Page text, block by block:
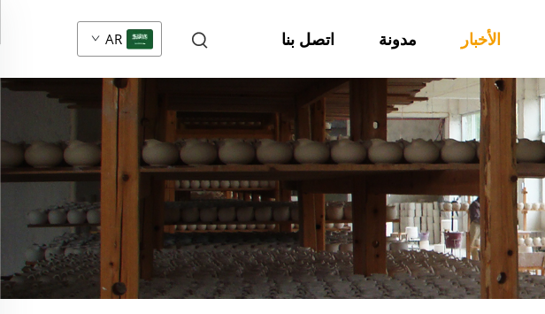
الأخبار مدونة اتصل بنا AR